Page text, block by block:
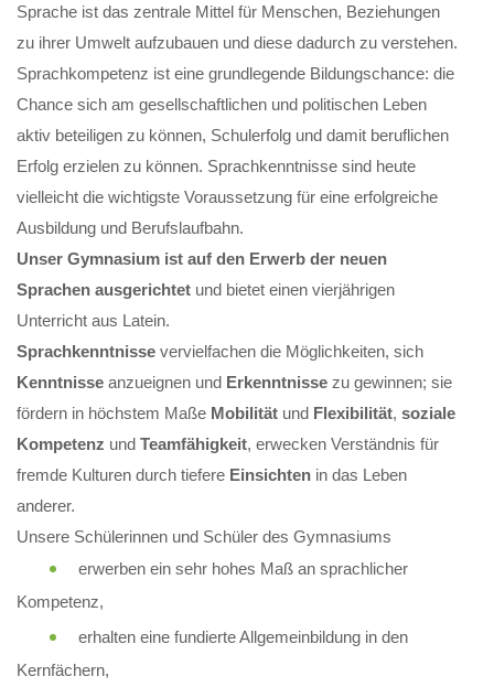
Sprache ist das zentrale Mittel für Menschen, Beziehungen
zu ihrer Umwelt aufzubauen und diese dadurch zu verstehen.
Sprachkompetenz ist eine grundlegende Bildungschance: die
Chance sich am gesellschaftlichen und politischen Leben
aktiv beteiligen zu können, Schulerfolg und damit beruflichen
Erfolg erzielen zu können. Sprachkenntnisse sind heute
vielleicht die wichtigste Voraussetzung für eine erfolgreiche
Ausbildung und Berufslaufbahn.
Unser Gymnasium ist auf den Erwerb der neuen
Sprachen ausgerichtet und bietet einen vierjährigen
Unterricht aus Latein.
Sprachkenntnisse vervielfachen die Möglichkeiten, sich
Kenntnisse anzueignen und Erkenntnisse zu gewinnen; sie
fördern in höchstem Maße Mobilität und Flexibilität, soziale
Kompetenz und Teamfähigkeit, erwecken Verständnis für
fremde Kulturen durch tiefere Einsichten in das Leben
anderer.
Unsere Schülerinnen und Schüler des Gymnasiums
erwerben ein sehr hohes Maß an sprachlicher
Kompetenz,
erhalten eine fundierte Allgemeinbildung in den
Kernfächern,